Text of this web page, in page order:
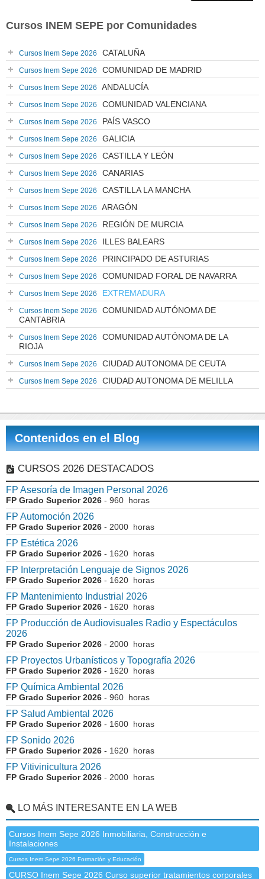
Cursos INEM SEPE por Comunidades
Cursos Inem Sepe 2026 CATALUÑA
Cursos Inem Sepe 2026 COMUNIDAD DE MADRID
Cursos Inem Sepe 2026 ANDALUCÍA
Cursos Inem Sepe 2026 COMUNIDAD VALENCIANA
Cursos Inem Sepe 2026 PAÍS VASCO
Cursos Inem Sepe 2026 GALICIA
Cursos Inem Sepe 2026 CASTILLA Y LEÓN
Cursos Inem Sepe 2026 CANARIAS
Cursos Inem Sepe 2026 CASTILLA LA MANCHA
Cursos Inem Sepe 2026 ARAGÓN
Cursos Inem Sepe 2026 REGIÓN DE MURCIA
Cursos Inem Sepe 2026 ILLES BALEARS
Cursos Inem Sepe 2026 PRINCIPADO DE ASTURIAS
Cursos Inem Sepe 2026 COMUNIDAD FORAL DE NAVARRA
Cursos Inem Sepe 2026 EXTREMADURA
Cursos Inem Sepe 2026
COMUNIDAD AUTÓNOMA DE
CANTABRIA
Cursos Inem Sepe 2026
COMUNIDAD AUTÓNOMA DE LA
RIOJA
Cursos Inem Sepe 2026 CIUDAD AUTONOMA DE CEUTA
Cursos Inem Sepe 2026 CIUDAD AUTONOMA DE MELILLA
Contenidos en el Blog
CURSOS 2026 DESTACADOS
FP Asesoría de Imagen Personal 2026
FP Grado Superior 2026 - 960 horas
FP Automoción 2026
FP Grado Superior 2026 - 2000 horas
FP Estética 2026
FP Grado Superior 2026 - 1620 horas
FP Interpretación Lenguaje de Signos 2026
FP Grado Superior 2026 - 1620 horas
FP Mantenimiento Industrial 2026
FP Grado Superior 2026 - 1620 horas
FP Producción de Audiovisuales Radio y Espectáculos
2026
FP Grado Superior 2026 - 2000 horas
FP Proyectos Urbanísticos y Topografía 2026
FP Grado Superior 2026 - 1620 horas
FP Química Ambiental 2026
FP Grado Superior 2026 - 960 horas
FP Salud Ambiental 2026
FP Grado Superior 2026 - 1600 horas
FP Sonido 2026
FP Grado Superior 2026 - 1620 horas
FP Vitivinicultura 2026
FP Grado Superior 2026 - 2000 horas
LO MÁS INTERESANTE EN LA WEB
Cursos Inem Sepe 2026 Inmobiliaria, Construcción e
Instalaciones
Cursos Inem Sepe 2026 Formación y Educación
CURSO Inem Sepe 2026 Curso superior tratamientos corporales